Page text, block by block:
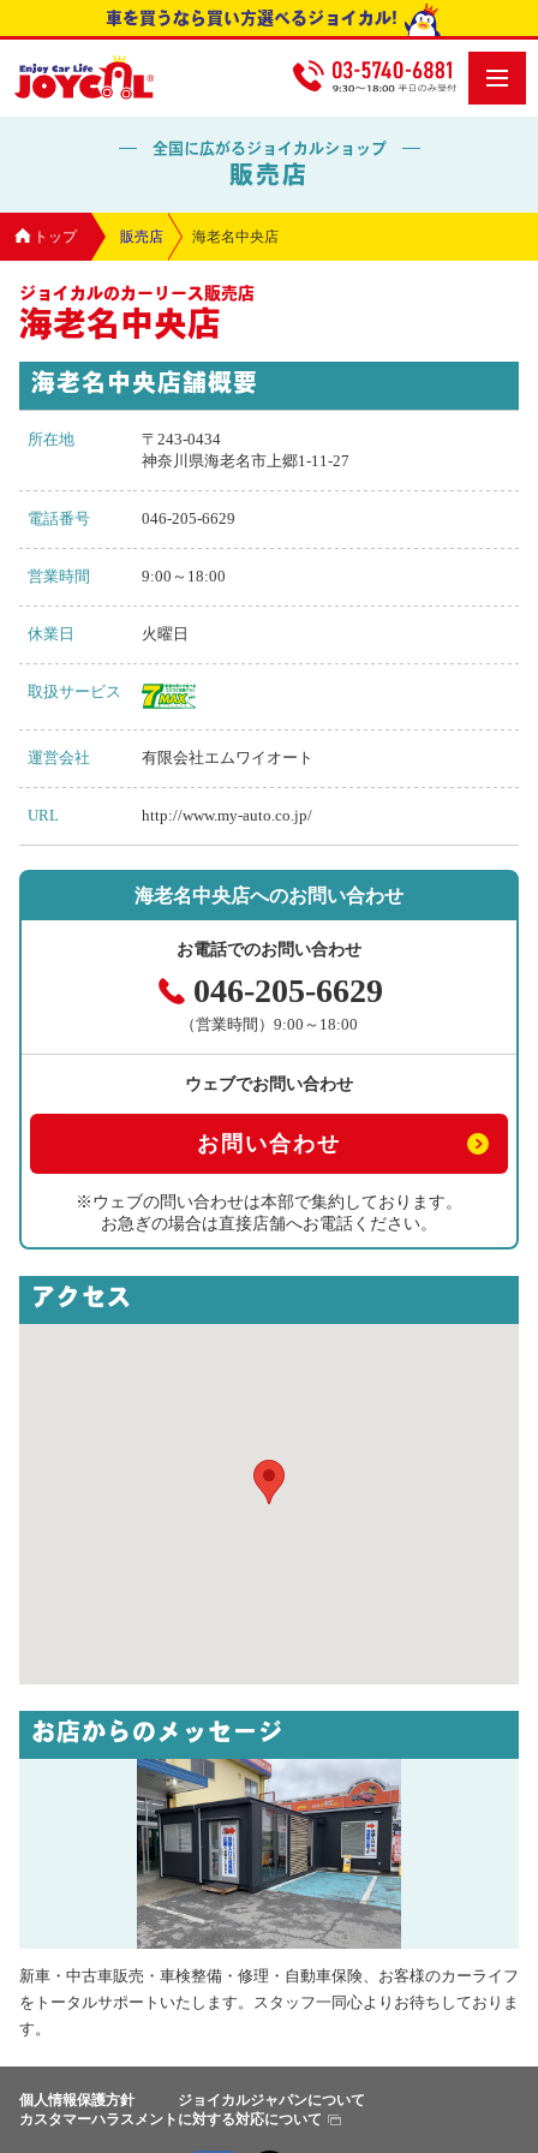
車を買うなら買い方選べるジョイカル!
全国に広がるジョイカルショップ
販売店
トップ 販売店 海老名中央店
ジョイカルのカーリース販売店
海老名中央店
海老名中央店舗概要
所在地
〒243-0434
神奈川県海老名市上郷1-11-27
電話番号 046-205-6629
営業時間 9:00～18:00
休業日 火曜日
取扱サービス
運営会社 有限会社エムワイオート
URL http://www.my-auto.co.jp/
海老名中央店へのお問い合わせ
お電話でのお問い合わせ
046-205-6629
（営業時間）9:00～18:00
ウェブでお問い合わせ
お問い合わせ
※ウェブの問い合わせは本部で集約しております。
お急ぎの場合は直接店舗へお電話ください。
アクセス
お店からのメッセージ
新車・中古車販売・車検整備・修理・自動車保険、お客様のカーライフ
をトータルサポートいたします。スタッフ一同心よりお待ちしておりま
す。
個人情報保護方針
ジョイカルジャパンについて
カスタマーハラスメントに対する対応について